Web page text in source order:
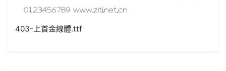
403-上首金線體.ttf